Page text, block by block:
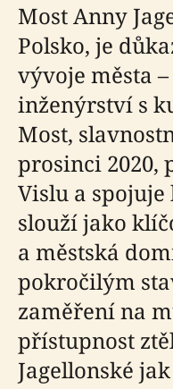
Most Anny
Polsko, je
vývoje města
inženýrství s
Most,
prosinci 2020,
Vislu a
slouží jako
a městská
pokročilým
zaměření na
přístupnost
Jagellonské